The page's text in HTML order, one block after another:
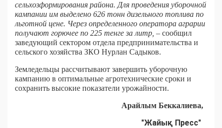
сельхозформирования района. Для проведения уборочной
кампании им выделено 626 тонн дизельного топлива по
льготной цене. Через определенного оператора аграрии
получают горючее по 225 тенге за литр, – сообщил
заведующий сектором отдела предпринимательства и
сельского хозяйства ЗКО Нурлан Садыков.
Земледельцы рассчитывают завершить уборочную
кампанию в оптимальные агротехнические сроки и
сохранить высокие показатели урожайности.
Арайлым Беккалиева,
"Жайық Пресс"